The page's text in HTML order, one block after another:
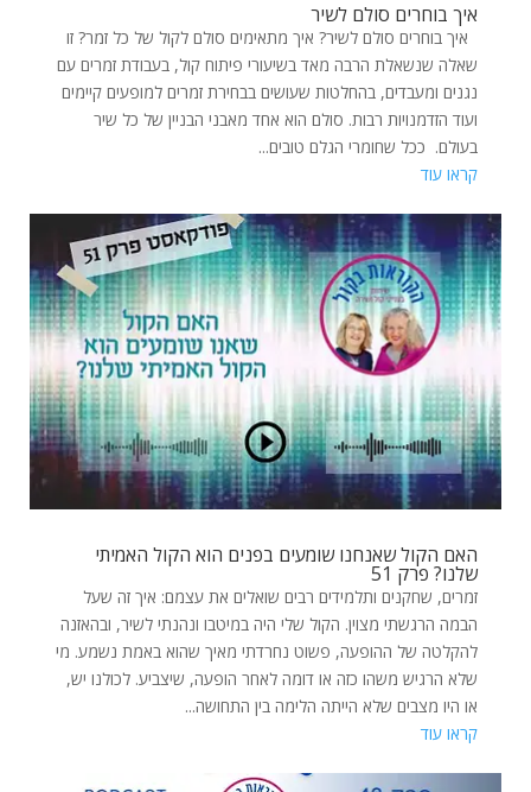
איך בוחרים סולם לשיר
איך בוחרים סולם לשיר? איך מתאימים סולם לקול של כל זמר? זו
שאלה שנשאלת הרבה מאד בשיעורי פיתוח קול, בעבודת זמרים עם
נגנים ומעבדים, בהחלטות שעושים בבחירת זמרים למופעים קיימים
ועוד הזדמנויות רבות. סולם הוא אחד מאבני הבניין של כל שיר
בעולם. ככל שחומרי הגלם טובים...
קראו עוד
האם הקול שאנחנו שומעים בפנים הוא הקול האמיתי
שלנו? פרק 51
זמרים, שחקנים ותלמידים רבים שואלים את עצמם: איך זה שעל
הבמה הרגשתי מצוין. הקול שלי היה במיטבו ונהנתי לשיר, ובהאזנה
להקלטה של ההופעה, פשוט נחרדתי מאיך שהוא באמת נשמע. מי
שלא הרגיש משהו כזה או דומה לאחר הופעה, שיצביע. לכולנו יש,
או היו מצבים שלא הייתה הלימה בין התחושה...
קראו עוד